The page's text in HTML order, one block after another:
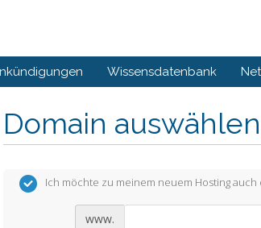
Wissensdatenbank
Domain
Ich möchte zu meinem neuem Hosting
www.